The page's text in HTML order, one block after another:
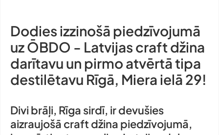
Dodies izzinošā piedzīvojumā
uz ŌBDO - Latvijas craft džina
darītavu un pirmo atvērtā tipa
destilētavu Rīgā, Miera ielā 29!
Divi brāļi, Rīga sirdī, ir devušies
aizraujošā craft džina piedzīvojumā,